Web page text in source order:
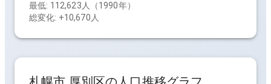
最低: 112,623人（1990年）
総変化: +10,670人